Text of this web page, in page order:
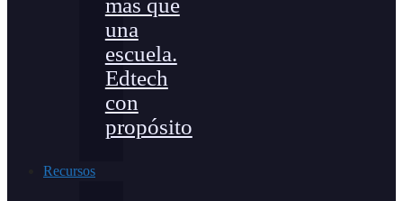
más que
una
escuela.
Edtech
con
propósito
Recursos